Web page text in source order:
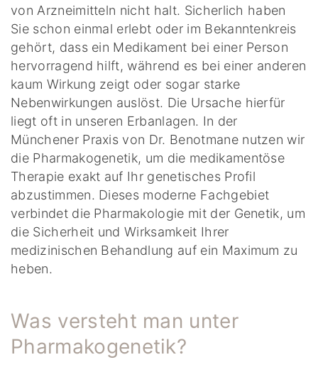
von Arzneimitteln nicht halt. Sicherlich haben
Sie schon einmal erlebt oder im Bekanntenkreis
gehört, dass ein Medikament bei einer Person
hervorragend hilft, während es bei einer anderen
kaum Wirkung zeigt oder sogar starke
Nebenwirkungen auslöst. Die Ursache hierfür
liegt oft in unseren Erbanlagen. In der
Münchener Praxis von Dr. Benotmane nutzen wir
die Pharmakogenetik, um die medikamentöse
Therapie exakt auf Ihr genetisches Profil
abzustimmen. Dieses moderne Fachgebiet
verbindet die Pharmakologie mit der Genetik, um
die Sicherheit und Wirksamkeit Ihrer
medizinischen Behandlung auf ein Maximum zu
heben.
Was versteht man unter
Pharmakogenetik?